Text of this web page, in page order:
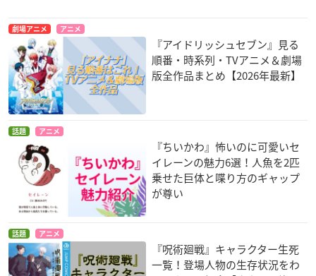
劇場アニメ アニメ
『アイドリッシュセブン』見る
順番・時系列・TVアニメ＆劇場
版全作品まとめ【2026年最新】
話題 アニメ
『ちいかわ』怖いのに可愛いセ
イレーンの魅力6選！人魚を2匹
乗せた巨体と喋り方のギャップ
が尊い
話題 アニメ
『呪術廻戦』キャラクター生死
一覧！登場人物の生存状況をわ